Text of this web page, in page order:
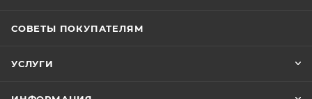
СОВЕТЫ ПОКУПАТЕЛЯМ
УСЛУГИ